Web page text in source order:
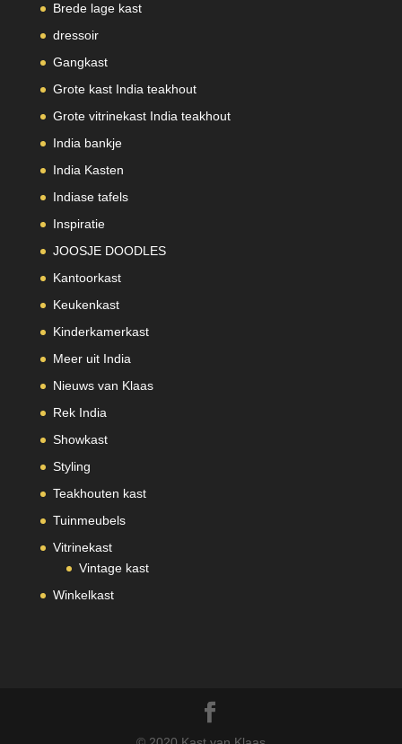
Brede lage kast
dressoir
Gangkast
Grote kast India teakhout
Grote vitrinekast India teakhout
India bankje
India Kasten
Indiase tafels
Inspiratie
JOOSJE DOODLES
Kantoorkast
Keukenkast
Kinderkamerkast
Meer uit India
Nieuws van Klaas
Rek India
Showkast
Styling
Teakhouten kast
Tuinmeubels
Vitrinekast
Vintage kast
Winkelkast